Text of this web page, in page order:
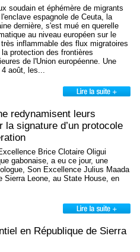
soudain et éphémère de migrants
espagnole de Ceuta, la
dernière, s'est mué en querelle
au niveau européen sur le
inflammable des flux migratoires
la protection des frontières
de l'Union européenne. Une
4 août, les...
redynamisent leurs
signature d’un protocole
Brice Clotaire Oligui
gabonaise, a eu ce jour, une
Son Excellence Julius Maada
Sierra Leone, au State House, en
en République de Sierra